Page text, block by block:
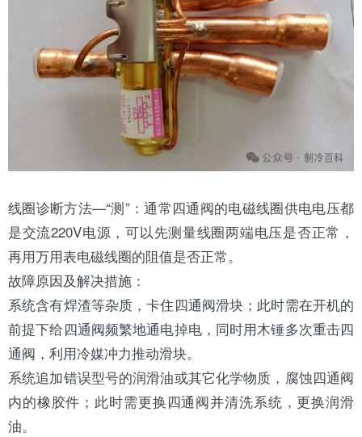
线圈诊断方法—“测”：通常四通阀的电磁线圈供电电压都
是交流220V电源，可以先测量线圈两端电压是否正常，
再用万用表电磁线圈的阻值是否正常。
故障原因及解决措施：
系统含有焊渣等杂质，卡住四通阀滑块；此时需在开机的
前提下给四通阀频繁地通电掉电，同时用木锤多次重击四
通阀，利用冷媒冲力推动滑块。
系统追加错误型号的润滑油或其它化学物质，腐蚀四通阀
内的橡胶件；此时需更换四通阀并清洗系统，更换润滑
油。